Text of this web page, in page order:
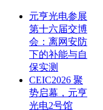
元亨光电参展
第十六届交博
会：离网安防
下的补能与自
保实测
CEIC2026 聚
势启幕，元亨
光电2号馆